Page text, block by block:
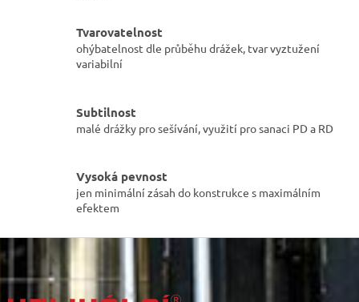
k
s
Tvarovatelnost
ohýbatelnost dle průběhu drážek, tvar vyztužení
variabilní
Subtilnost
malé drážky pro sešívání, využití pro sanaci PD a RD
Vysoká pevnost
jen minimální zásah do konstrukce s maximálním
efektem
á
p